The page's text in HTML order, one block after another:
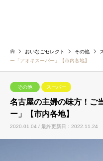
おいなごセレクト その他
ー「アオキスーパー」【市内各地】
その他 スーパー
名古屋の主婦の味方！ご
ー」【市内各地】
2020.01.04 / 最終更新日：2022.11.24